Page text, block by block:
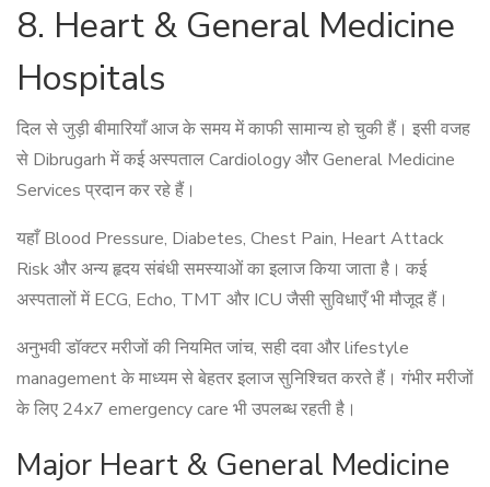
8. Heart & General Medicine
Hospitals
दिल से जुड़ी बीमारियाँ आज के समय में काफी सामान्य हो चुकी हैं। इसी वजह
से Dibrugarh में कई अस्पताल Cardiology और General Medicine
Services प्रदान कर रहे हैं।
यहाँ Blood Pressure, Diabetes, Chest Pain, Heart Attack
Risk और अन्य हृदय संबंधी समस्याओं का इलाज किया जाता है। कई
अस्पतालों में ECG, Echo, TMT और ICU जैसी सुविधाएँ भी मौजूद हैं।
अनुभवी डॉक्टर मरीजों की नियमित जांच, सही दवा और lifestyle
management के माध्यम से बेहतर इलाज सुनिश्चित करते हैं। गंभीर मरीजों
के लिए 24x7 emergency care भी उपलब्ध रहती है।
Major Heart & General Medicine